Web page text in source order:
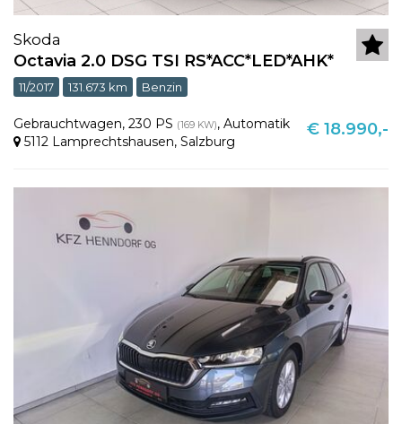
Skoda
Octavia 2.0 DSG TSI RS*ACC*LED*AHK*
11/2017 131.673 km Benzin
Gebrauchtwagen, 230 PS (169 KW), Automatik
5112 Lamprechtshausen, Salzburg
€ 18.990,-